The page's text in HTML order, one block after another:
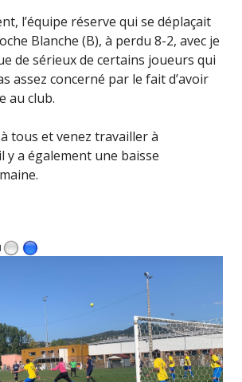
l’équipe réserve qui se déplaçait
Blanche (B), à perdu 8-2, avec je
de sérieux de certains joueurs qui
assez concerné par le fait d’avoir
au club.
tous et venez travailler à
y a également une baisse